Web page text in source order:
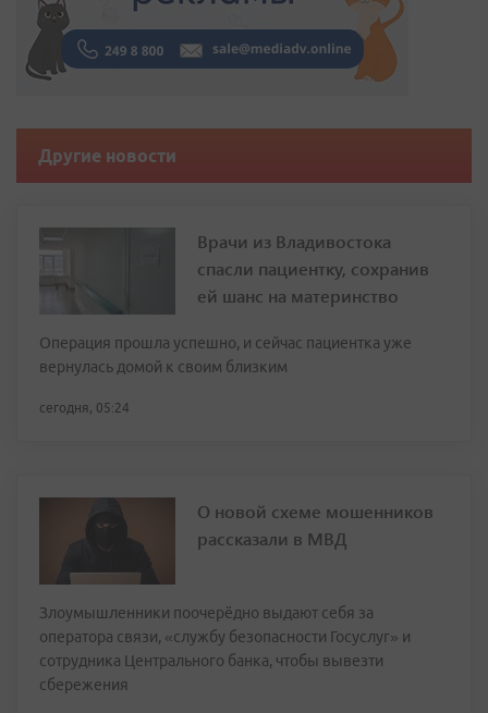
Другие новости
Врачи из Владивостока
спасли пациентку, сохранив
ей шанс на материнство
Операция прошла успешно, и сейчас пациентка уже
вернулась домой к своим близким
сегодня, 05:24
О новой схеме мошенников
рассказали в МВД
Злоумышленники поочерёдно выдают себя за
оператора связи, «службу безопасности Госуслуг» и
сотрудника Центрального банка, чтобы вывезти
сбережения